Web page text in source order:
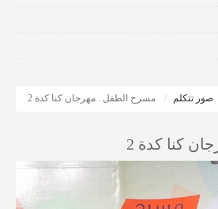
صور تتكلم مسرح الطفل . مهرجان كنا كدة 2
كنا كدة 2